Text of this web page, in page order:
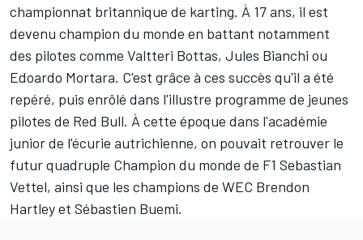
championnat britannique de karting. À 17 ans, il est
devenu champion du monde en battant notamment
des pilotes comme Valtteri Bottas, Jules Bianchi ou
Edoardo Mortara. C'est grâce à ces succès qu'il a été
repéré, puis enrôlé dans l'illustre programme de jeunes
pilotes de Red Bull. À cette époque dans l'académie
junior de l'écurie autrichienne, on pouvait retrouver le
futur quadruple Champion du monde de F1 Sebastian
Vettel, ainsi que les champions de WEC Brendon
Hartleyet Sébastien Buemi.